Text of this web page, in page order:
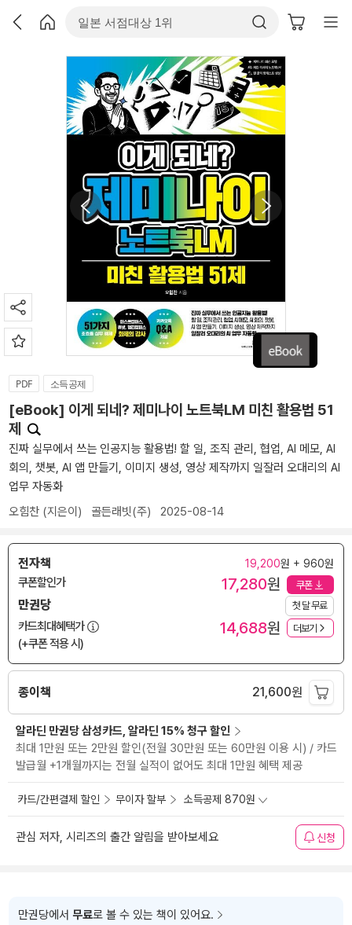
PDF 소득공제
[eBook] 이게 되네? 제미나이 노트북LM 미친 활용법 51
제
진짜 실무에서 쓰는 인공지능 활용법! 할 일, 조직 관리, 협업, AI 메모, AI
회의, 챗봇, AI 앱 만들기, 이미지 생성, 영상 제작까지 일잘러 오대리의 AI
업무 자동화
오힘찬 (지은이) 골든래빗(주) 2025-08-14
전자책 19,200원 + 960원
쿠폰할인가 17,280원 쿠폰
만권당 첫 달 무료
카드최대혜택가
(+쿠폰 적용 시)
14,688원 더보기
종이책 21,600원
알라딘 만권당 삼성카드, 알라딘 15% 청구 할인
최대 1만원 또는 2만원 할인(전월 30만원 또는 60만원 이용 시) / 카드
발급월 +1개월까지는 전월 실적이 없어도 최대 1만원 혜택 제공
카드/간편결제 할인 무이자 할부 소득공제 870원
관심 저자, 시리즈의 출간 알림을 받아보세요 신청
만권당에서 무료로 볼 수 있는 책이 있어요.